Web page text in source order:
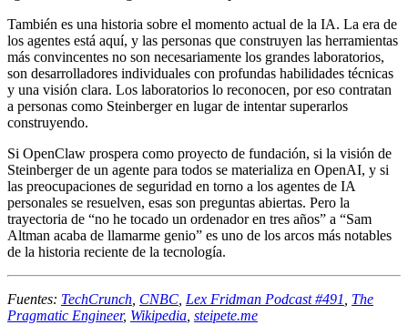
También es una historia sobre el momento actual de la IA. La era de
los agentes está aquí, y las personas que construyen las herramientas
más convincentes no son necesariamente los grandes laboratorios,
son desarrolladores individuales con profundas habilidades técnicas
y una visión clara. Los laboratorios lo reconocen, por eso contratan
a personas como Steinberger en lugar de intentar superarlos
construyendo.
Si OpenClaw prospera como proyecto de fundación, si la visión de
Steinberger de un agente para todos se materializa en OpenAI, y si
las preocupaciones de seguridad en torno a los agentes de IA
personales se resuelven, esas son preguntas abiertas. Pero la
trayectoria de “no he tocado un ordenador en tres años” a “Sam
Altman acaba de llamarme genio” es uno de los arcos más notables
de la historia reciente de la tecnología.
Fuentes: TechCrunch, CNBC, Lex Fridman Podcast #491, The
Pragmatic Engineer, Wikipedia, steipete.me